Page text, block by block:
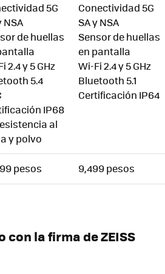
5G
NSA
de huellas
2.4 y 5 GHz
5.4
IP68
al
y polvo
Conectividad 5G
SA y NSA
Sensor de huellas
en pantalla
Wi-Fi 2.4 y 5 GHz
Bluetooth 5.1
Certificación IP64
pesos 9,499 pesos
con la firma de ZEISS